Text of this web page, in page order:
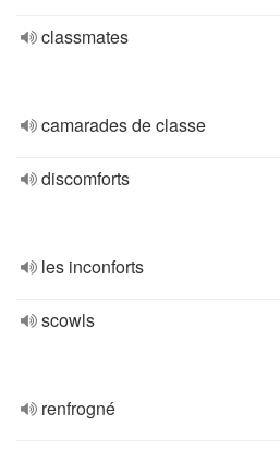
classmates
camarades de classe
discomforts
les inconforts
scowls
renfrogné